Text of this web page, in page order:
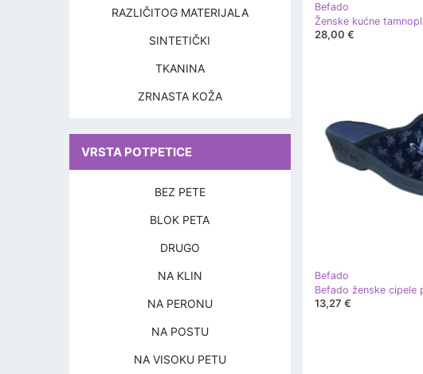
Befado
28,00 €
Befado
13,27 €
RAZLIČITOG MATERIJALA
SINTETIČKI
TKANINA
ZRNASTA KOŽA
VRSTA POTPETICE
BEZ PETE
BLOK PETA
DRUGO
NA KLIN
NA PERONU
NA POSTU
NA VISOKU PETU